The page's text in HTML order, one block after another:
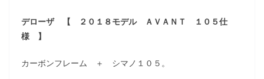
デローザ 【 ２０１８モデル ＡＶＡＮＴ １０５仕
様 】
カーボンフレーム ＋ シマノ１０５。